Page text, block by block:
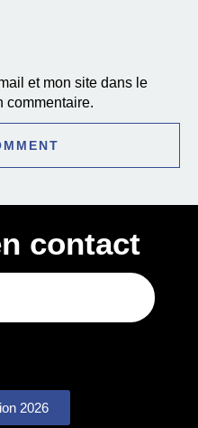
et mon site dans le
commentaire.
contact
2026